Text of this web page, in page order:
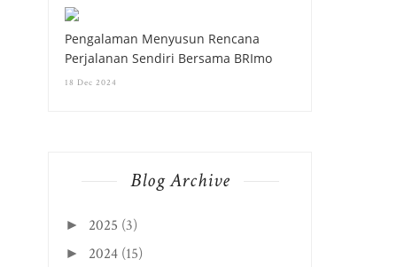
Pengalaman Menyusun Rencana
Perjalanan Sendiri Bersama BRImo
18 Dec 2024
Blog Archive
► 2025 (3)
► 2024 (15)